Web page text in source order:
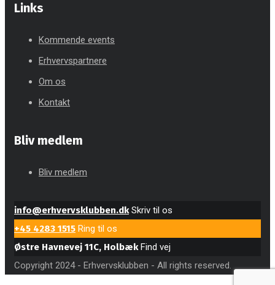
Links
Kommende events
Erhvervspartnere
Om os
Kontakt
Bliv medlem
Bliv medlem
info@erhvervsklubben.dk Skriv til os
+45 4283 1515 Ring til os
Østre Havnevej 11C, Holbæk Find vej
Copyright 2024 - Erhvervsklubben - All rights reserved.